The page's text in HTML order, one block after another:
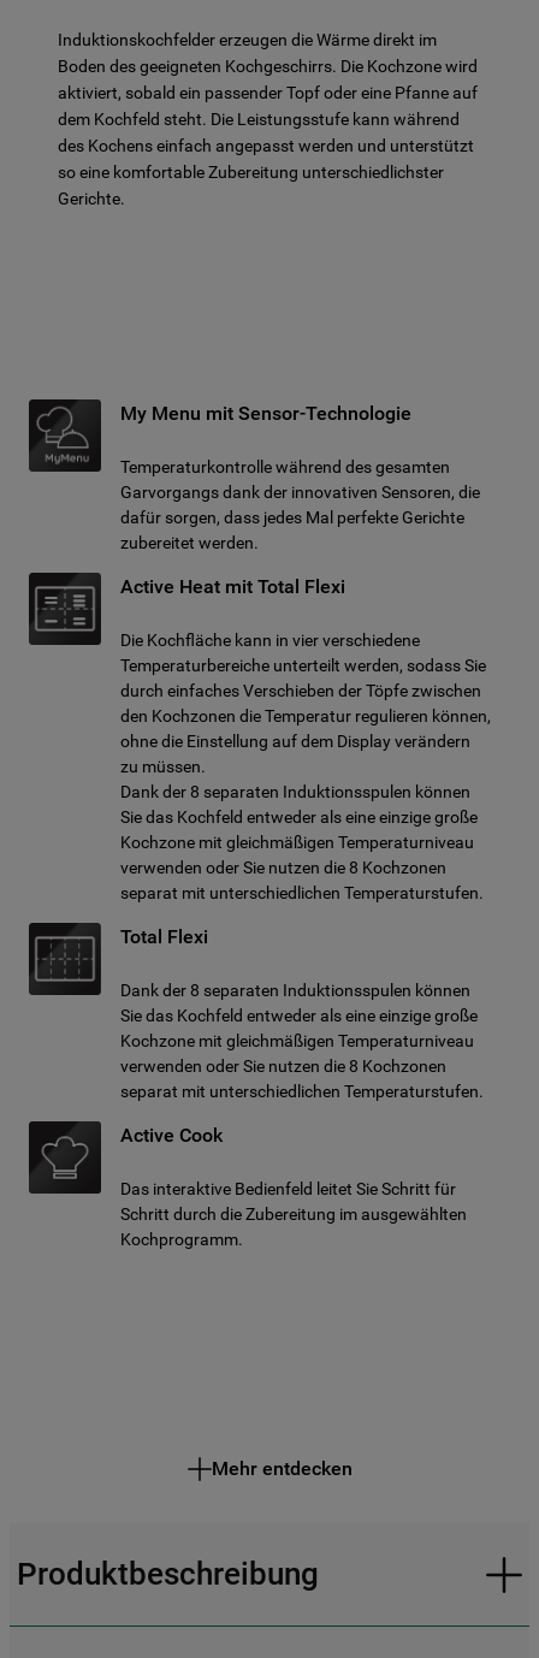
Induktionskochfelder erzeugen die Wärme direkt im
Boden des geeigneten Kochgeschirrs. Die Kochzone wird
aktiviert, sobald ein passender Topf oder eine Pfanne auf
dem Kochfeld steht. Die Leistungsstufe kann während
des Kochens einfach angepasst werden und unterstützt
so eine komfortable Zubereitung unterschiedlichster
Gerichte.
My Menu mit Sensor-Technologie
Temperaturkontrolle während des gesamten
Garvorgangs dank der innovativen Sensoren, die
dafür sorgen, dass jedes Mal perfekte Gerichte
zubereitet werden.
Active Heat mit Total Flexi
Die Kochfläche kann in vier verschiedene
Temperaturbereiche unterteilt werden, sodass Sie
durch einfaches Verschieben der Töpfe zwischen
den Kochzonen die Temperatur regulieren können,
ohne die Einstellung auf dem Display verändern
zu müssen.
Dank der 8 separaten Induktionsspulen können
Sie das Kochfeld entweder als eine einzige große
Kochzone mit gleichmäßigen Temperaturniveau
verwenden oder Sie nutzen die 8 Kochzonen
separat mit unterschiedlichen Temperaturstufen.
Total Flexi
Dank der 8 separaten Induktionsspulen können
Sie das Kochfeld entweder als eine einzige große
Kochzone mit gleichmäßigen Temperaturniveau
verwenden oder Sie nutzen die 8 Kochzonen
separat mit unterschiedlichen Temperaturstufen.
Active Cook
Das interaktive Bedienfeld leitet Sie Schritt für
Schritt durch die Zubereitung im ausgewählten
Kochprogramm.
Mehr entdecken
Produktbeschreibung